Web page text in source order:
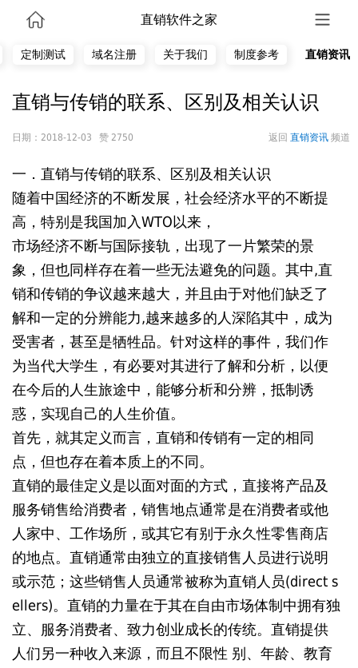
直销软件之家
定制测试 域名注册 关于我们 制度参考 直销资讯
直销与传销的联系、区别及相关认识
日期：2018-12-03 赞 2750 返回 直销资讯 频道
一．直销与传销的联系、区别及相关认识
随着中国经济的不断发展，社会经济水平的不断提
高，特别是我国加入WTO以来，
市场经济不断与国际接轨，出现了一片繁荣的景
象，但也同样存在着一些无法避免的问题。其中,直
销和传销的争议越来越大，并且由于对他们缺乏了
解和一定的分辨能力,越来越多的人深陷其中，成为
受害者，甚至是牺牲品。针对这样的事件，我们作
为当代大学生，有必要对其进行了解和分析，以便
在今后的人生旅途中，能够分析和分辨，抵制诱
惑，实现自己的人生价值。
首先，就其定义而言，直销和传销有一定的相同
点，但也存在着本质上的不同。
直销的最佳定义是以面对面的方式，直接将产品及
服务销售给消费者，销售地点通常是在消费者或他
人家中、工作场所，或其它有别于永久性零售商店
的地点。直销通常由独立的直接销售人员进行说明
或示范；这些销售人员通常被称为直销人员(direct s
ellers)。直销的力量在于其在自由市场体制中拥有独
立、服务消费者、致力创业成长的传统。直销提供
人们另一种收入来源，而且不限性 别、年龄、教育